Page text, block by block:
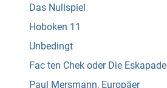
Das Nullspiel
Hoboken 11
Unbedingt
Fac ten Chek oder Die Eskapade
Paul Mersmann, Europäer